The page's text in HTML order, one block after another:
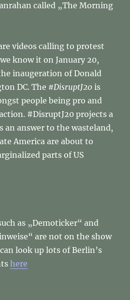
called „The Morning
videos calling to protest
know it on January 20,
inaugeration of Donald
DC. The #DisruptJ20 is
people being pro and
#DisruptJ20 projects a
an answer to the wasteland,
America are about to
parts of US
as „Demoticker“ and
are not on the show
look up lots of Berlin’s
here